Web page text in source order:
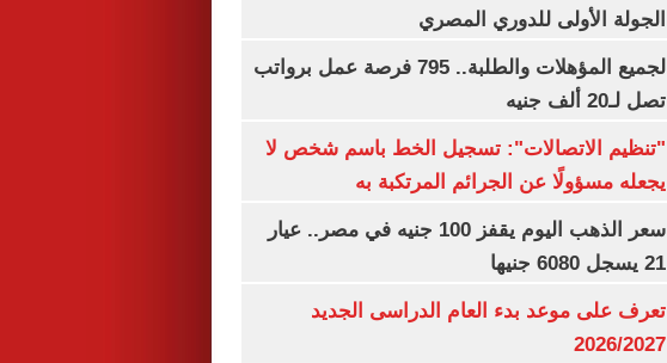
الجولة الأولى للدوري المصري
لجميع المؤهلات والطلبة.. 795 فرصة عمل برواتب
تصل لـ20 ألف جنيه
"تنظيم الاتصالات": تسجيل الخط باسم شخص لا
يجعله مسؤولًا عن الجرائم المرتكبة به
سعر الذهب اليوم يقفز 100 جنيه في مصر.. عيار
21 يسجل 6080 جنيها
تعرف على موعد بدء العام الدراسى الجديد
2026/2027